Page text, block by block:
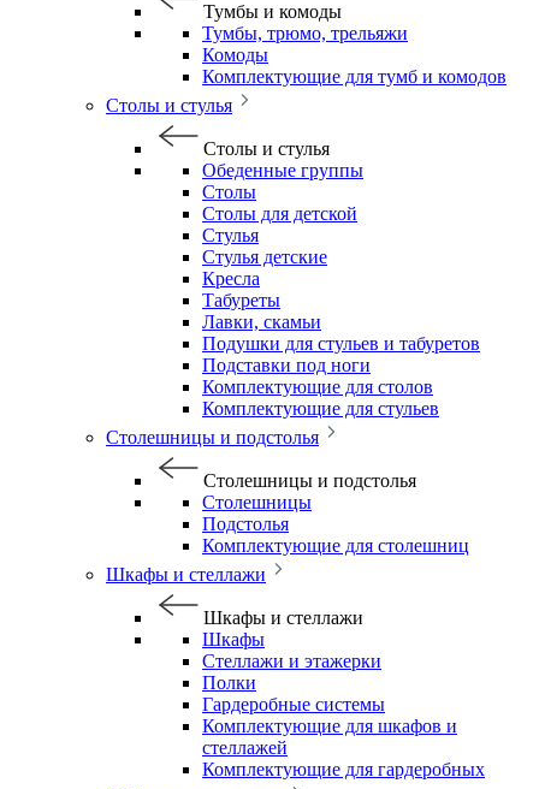
Тумбы и комоды
Тумбы, трюмо, трельяжи
Комоды
Комплектующие для тумб и комодов
Столы и стулья
Столы и стулья
Обеденные группы
Столы
Столы для детской
Стулья
Стулья детские
Кресла
Табуреты
Лавки, скамьи
Подушки для стульев и табуретов
Подставки под ноги
Комплектующие для столов
Комплектующие для стульев
Столешницы и подстолья
Столешницы и подстолья
Столешницы
Подстолья
Комплектующие для столешниц
Шкафы и стеллажи
Шкафы и стеллажи
Шкафы
Стеллажи и этажерки
Полки
Гардеробные системы
Комплектующие для шкафов и
стеллажей
Комплектующие для гардеробных